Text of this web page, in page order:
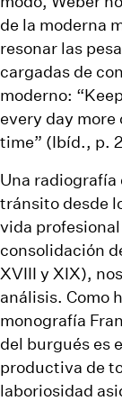
de la moderna
resonar las
cargadas de
moderno:
every day
time” (Ibíd., p.
Una
tránsito desde
vida
consolidación
XVIII y XIX),
análisis. Como
monografía
del burgués es
productiva de
laboriosidad